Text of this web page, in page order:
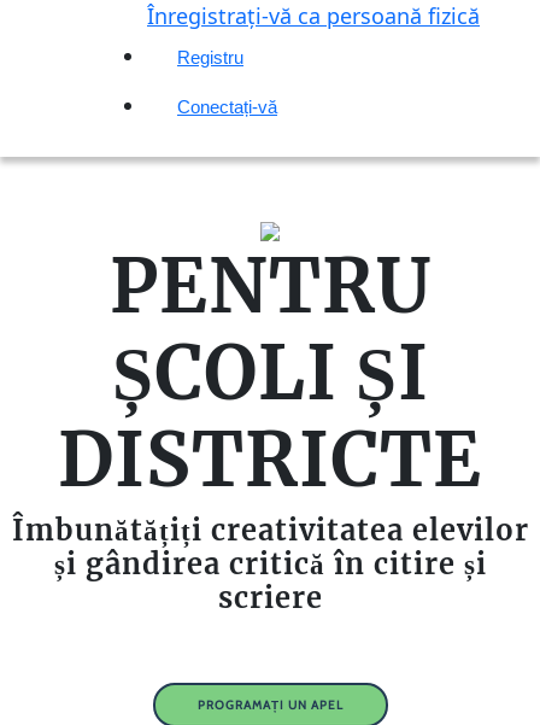
Înregistrați-vă ca persoană fizică
Registru
Conectați-vă
PENTRU
ȘCOLI ȘI
DISTRICTE
Îmbunătățiți creativitatea elevilor
și gândirea critică în citire și
scriere
PROGRAMAȚI UN APEL